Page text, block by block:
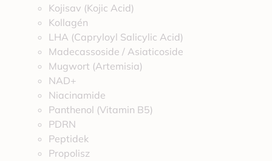
Kojisav (Kojic Acid)
Kollagén
LHA (Capryloyl Salicylic Acid)
Madecassoside / Asiaticoside
Mugwort (Artemisia)
NAD+
Niacinamide
Panthenol (Vitamin B5)
PDRN
Peptidek
Propolisz